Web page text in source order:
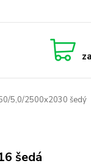
za
5,0/2500x2030 šedý
šedá